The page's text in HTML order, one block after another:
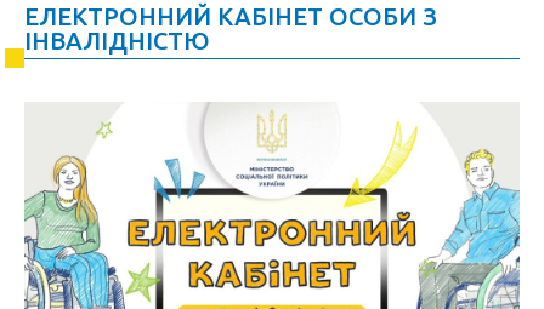
ЕЛЕКТРОННИЙ КАБІНЕТ ОСОБИ З
ІНВАЛІДНІСТЮ